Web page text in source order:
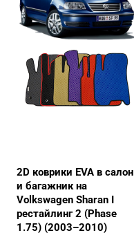
2D коврики EVA в салон
и багажник на
Volkswagen Sharan I
рестайлинг 2 (Phase
1.75) (2003–2010)